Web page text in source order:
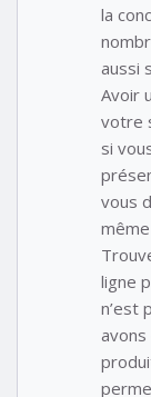
la
aussi
Avoir
votre
si
vous
ligne
n’est